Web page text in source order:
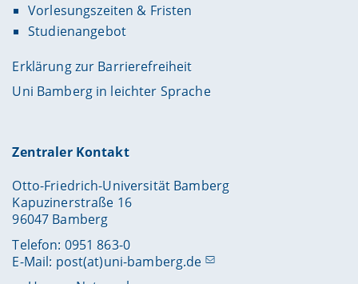
Vorlesungszeiten & Fristen
Studienangebot
Erklärung zur Barrierefreiheit
Uni Bamberg in leichter Sprache
Zentraler Kontakt
Otto-Friedrich-Universität Bamberg
Kapuzinerstraße 16
96047 Bamberg
Telefon: 0951 863-0
E-Mail: post(at)uni-bamberg.de